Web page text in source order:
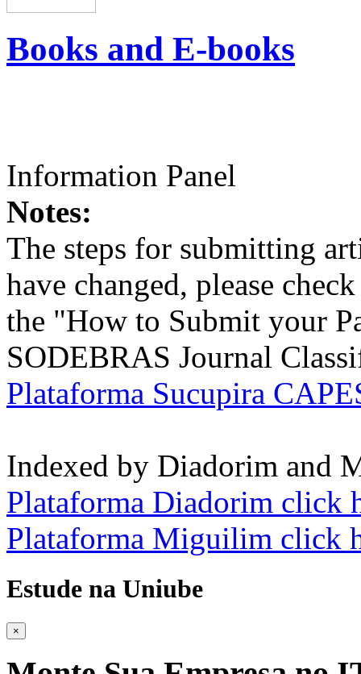
Books and E-books
Information Panel
Notes:
The steps for submitting
have changed, please
the "How to Submit your
SODEBRAS Journal
Plataforma Sucupira
Indexed by Diadorim and
Plataforma Diadorim click
Plataforma Miguilim click
Estude na Uniube
×